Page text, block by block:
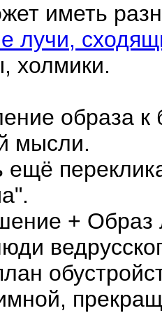
иметь
лучи,
холмики.
образа к
мысли.
+ Образ